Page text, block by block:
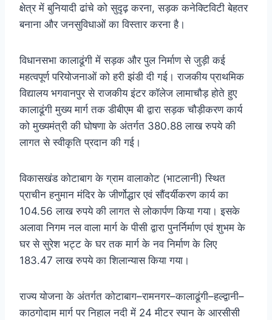
क्षेत्र में बुनियादी ढांचे को सुदृढ़ करना, सड़क कनेक्टिविटी बेहतर
बनाना और जनसुविधाओं का विस्तार करना है।
विधानसभा कालाढूंगी में सड़क और पुल निर्माण से जुड़ी कई
महत्वपूर्ण परियोजनाओं को हरी झंडी दी गई। राजकीय प्राथमिक
विद्यालय भगवानपुर से राजकीय इंटर कॉलेज लामाचौड़ होते हुए
कालाढूंगी मुख्य मार्ग तक डीबीएम बी द्वारा सड़क चौड़ीकरण कार्य
को मुख्यमंत्री की घोषणा के अंतर्गत 380.88 लाख रुपये की
लागत से स्वीकृति प्रदान की गई।
विकासखंड कोटाबाग के ग्राम वालाकोट (भाटलानी) स्थित
प्राचीन हनुमान मंदिर के जीर्णोद्धार एवं सौंदर्यीकरण कार्य का
104.56 लाख रुपये की लागत से लोकार्पण किया गया। इसके
अलावा निगम नल वाला मार्ग के पीसी द्वारा पुनर्निर्माण एवं शुभम के
घर से सुरेश भट्ट के घर तक मार्ग के नव निर्माण के लिए
183.47 लाख रुपये का शिलान्यास किया गया।
राज्य योजना के अंतर्गत कोटाबाग–रामनगर–कालाढूंगी–हल्द्वानी–
काठगोदाम मार्ग पर निहाल नदी में 24 मीटर स्पान के आरसीसी